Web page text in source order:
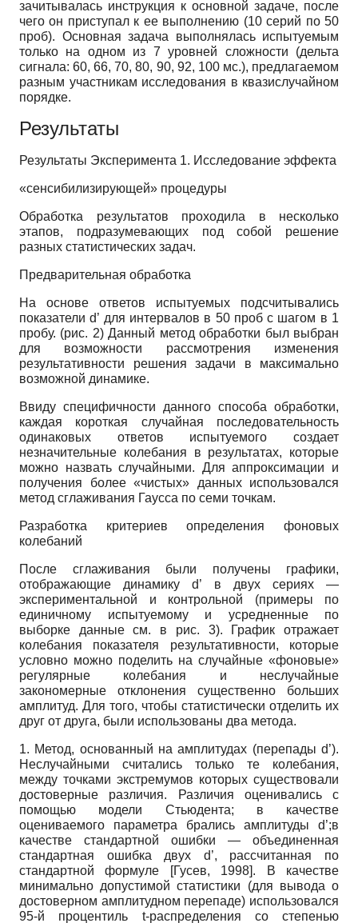
зачитывалась инструкция к основной задаче, после
чего он приступал к ее выполнению (10 серий по 50
проб). Основная задача выполнялась испытуемым
только на одном из 7 уровней сложности (дельта
сигнала: 60, 66, 70, 80, 90, 92, 100 мс.), предлагаемом
разным участникам исследования в квазислучайном
порядке.
Результаты
Результаты Эксперимента 1. Исследование эффекта
«сенсибилизирующей» процедуры
Обработка результатов проходила в несколько
этапов, подразумевающих под собой решение
разных статистических задач.
Предварительная обработка
На основе ответов испытуемых подсчитывались
показатели d’ для интервалов в 50 проб с шагом в 1
пробу. (рис. 2) Данный метод обработки был выбран
для возможности рассмотрения изменения
результативности решения задачи в максимально
возможной динамике.
Ввиду специфичности данного способа обработки,
каждая короткая случайная последовательность
одинаковых ответов испытуемого создает
незначительные колебания в результатах, которые
можно назвать случайными. Для аппроксимации и
получения более «чистых» данных использовался
метод сглаживания Гаусса по семи точкам.
Разработка критериев определения фоновых
колебаний
После сглаживания были получены графики,
отображающие динамику d’ в двух сериях —
экспериментальной и контрольной (примеры по
единичному испытуемому и усредненные по
выборке данные см. в рис. 3). График отражает
колебания показателя результативности, которые
условно можно поделить на случайные «фоновые»
регулярные колебания и неслучайные
закономерные отклонения существенно больших
амплитуд. Для того, чтобы статистически отделить их
друг от друга, были использованы два метода.
1. Метод, основанный на амплитудах (перепады d’).
Неслучайными считались только те колебания,
между точками экстремумов которых существовали
достоверные различия. Различия оценивались с
помощью модели Стьюдента; в качестве
оцениваемого параметра брались амплитуды d’;в
качестве стандартной ошибки — объединенная
стандартная ошибка двух d’, рассчитанная по
стандартной формуле
[Гусев, 1998]. В качестве
минимально допустимой статистики (для вывода о
достоверном амплитудном перепаде) использовался
95-й процентиль t-распределения со степенью